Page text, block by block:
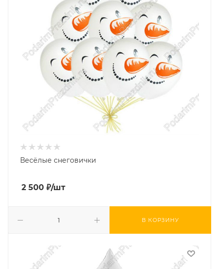
Весёлые снеговички
2 500 ₽/шт
В КОРЗИНУ